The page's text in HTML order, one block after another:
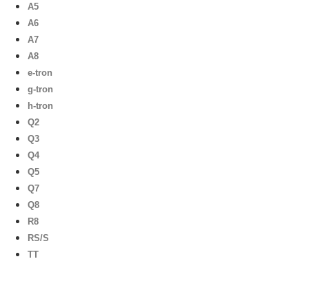
A5
A6
A7
A8
e-tron
g-tron
h-tron
Q2
Q3
Q4
Q5
Q7
Q8
R8
RS/S
TT